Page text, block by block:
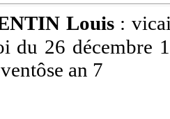
Louis :
du 26 décembre
an 7